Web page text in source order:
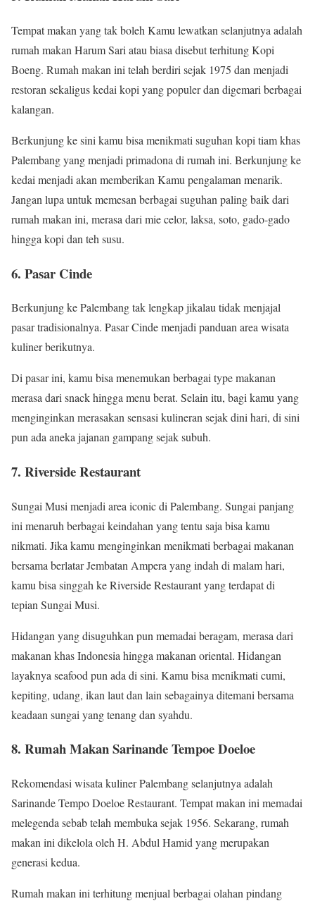
Tempat makan yang tak boleh Kamu lewatkan selanjutnya adalah
rumah makan Harum Sari atau biasa disebut terhitung Kopi
Boeng. Rumah makan ini telah berdiri sejak 1975 dan menjadi
restoran sekaligus kedai kopi yang populer dan digemari berbagai
kalangan.
Berkunjung ke sini kamu bisa menikmati suguhan kopi tiam khas
Palembang yang menjadi primadona di rumah ini. Berkunjung ke
kedai menjadi akan memberikan Kamu pengalaman menarik.
Jangan lupa untuk memesan berbagai suguhan paling baik dari
rumah makan ini, merasa dari mie celor, laksa, soto, gado-gado
hingga kopi dan teh susu.
6. Pasar Cinde
Berkunjung ke Palembang tak lengkap jikalau tidak menjajal
pasar tradisionalnya. Pasar Cinde menjadi panduan area wisata
kuliner berikutnya.
Di pasar ini, kamu bisa menemukan berbagai type makanan
merasa dari snack hingga menu berat. Selain itu, bagi kamu yang
menginginkan merasakan sensasi kulineran sejak dini hari, di sini
pun ada aneka jajanan gampang sejak subuh.
7. Riverside Restaurant
Sungai Musi menjadi area iconic di Palembang. Sungai panjang
ini menaruh berbagai keindahan yang tentu saja bisa kamu
nikmati. Jika kamu menginginkan menikmati berbagai makanan
bersama berlatar Jembatan Ampera yang indah di malam hari,
kamu bisa singgah ke Riverside Restaurant yang terdapat di
tepian Sungai Musi.
Hidangan yang disuguhkan pun memadai beragam, merasa dari
makanan khas Indonesia hingga makanan oriental. Hidangan
layaknya seafood pun ada di sini. Kamu bisa menikmati cumi,
kepiting, udang, ikan laut dan lain sebagainya ditemani bersama
keadaan sungai yang tenang dan syahdu.
8. Rumah Makan Sarinande Tempoe Doeloe
Rekomendasi wisata kuliner Palembang selanjutnya adalah
Sarinande Tempo Doeloe Restaurant. Tempat makan ini memadai
melegenda sebab telah membuka sejak 1956. Sekarang, rumah
makan ini dikelola oleh H. Abdul Hamid yang merupakan
generasi kedua.
Rumah makan ini terhitung menjual berbagai olahan pindang